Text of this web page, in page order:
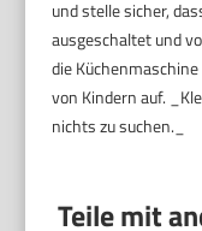
und stelle sicher,
ausgeschaltet und
die
von Kindern auf.
nichts zu suchen._